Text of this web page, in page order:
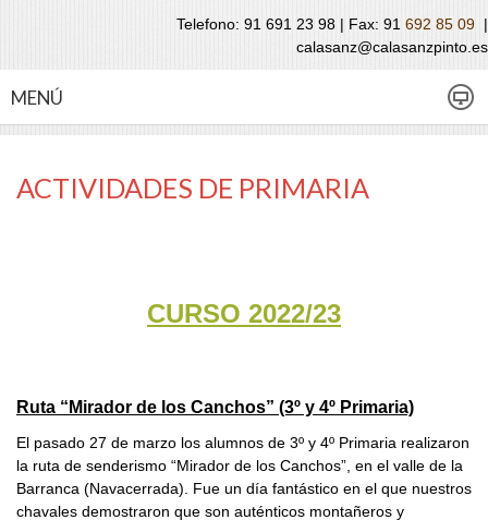
Telefono: 91 691 23 98 | Fax: 91 692 85 09 |
calasanz@calasanzpinto.es
MENÚ
ACTIVIDADES DE PRIMARIA
CURSO 2022/23
Ruta “Mirador de los Canchos” (3º y 4º Primaria)
El pasado 27 de marzo los alumnos de 3º y 4º Primaria realizaron
la ruta de senderismo “Mirador de los Canchos”, en el valle de la
Barranca (Navacerrada). Fue un día fantástico en el que nuestros
chavales demostraron que son auténticos montañeros y